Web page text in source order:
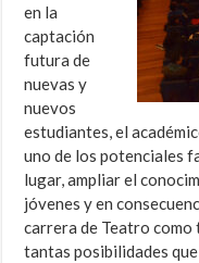
en la
captación
futura de
nuevas y
nuevos
estudiantes, el
uno de los potenciales
lugar, ampliar el
jóvenes y en
carrera de Teatro como
tantas posibilidades